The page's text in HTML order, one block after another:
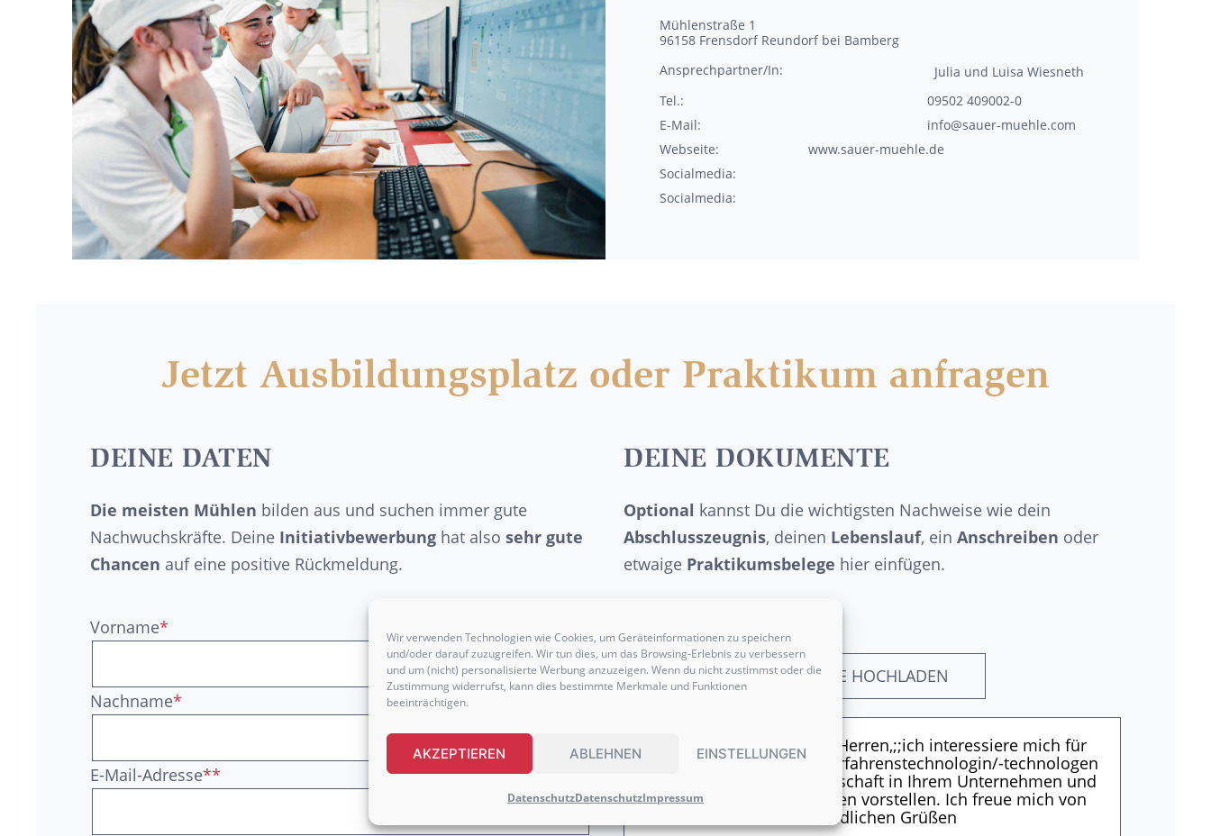
Wir verwenden Technologien wie Cookies, um Geräteinformationen zu speichern
und/oder darauf zuzugreifen. Wir tun dies, um das Browsing-Erlebnis zu verbessern
und um (nicht) personalisierte Werbung anzuzeigen. Wenn du nicht zustimmst oder die
Zustimmung widerrufst, kann dies bestimmte Merkmale und Funktionen
beeinträchtigen.
AKZEPTIEREN ABLEHNEN EINSTELLUNGEN
DatenschutzDatenschutzImpressum
Mühlenstraße 1
96158 Frensdorf Reundorf bei Bamberg
Ansprechpartner/In:
Julia und Luisa Wiesneth
Tel.:
09502 409002-0
E-Mail:
info@sauer-muehle.com
Webseite:
www.sauer-muehle.de
Socialmedia:
Socialmedia:
Jetzt Ausbildungsplatz oder Praktikum anfragen
DEINE DATEN
Die meisten Mühlen bilden aus und suchen immer gute
Nachwuchskräfte. Deine Initiativbewerbung hat also sehr gute
Chancen auf eine positive Rückmeldung.
Vorname*
Nachname*
E-Mail-Adresse**
DEINE DOKUMENTE
Optional kannst Du die wichtigsten Nachweise wie dein
Abschlusszeugnis, deinen Lebenslauf, ein Anschreiben oder
etwaige Praktikumsbelege hier einfügen.
WEITERE DOKUMENTE HOCHLADEN